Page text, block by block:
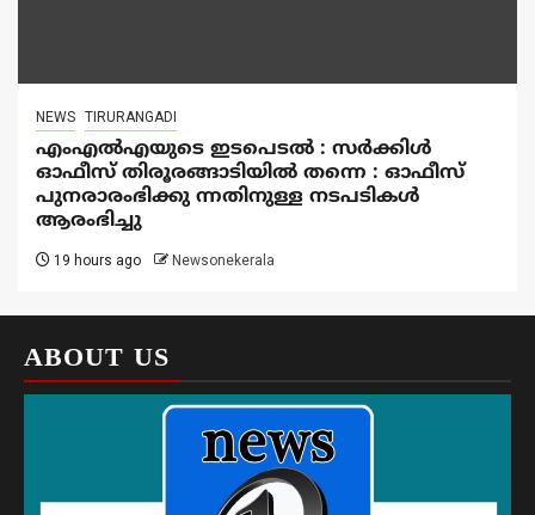
NEWS TIRURANGADI
എംഎൽഎയുടെ ഇടപെടൽ : സര്‍ക്കിള്‍
ഓഫീസ് തിരൂരങ്ങാടിയിൽ തന്നെ : ഓഫീസ്
പുനരാരംഭിക്കു ന്നതിനുള്ള നടപടികൾ
ആരംഭിച്ചു
19 hours ago Newsonekerala
ABOUT US